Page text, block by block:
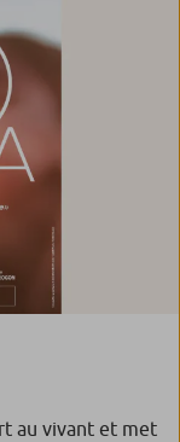
au vivant et met